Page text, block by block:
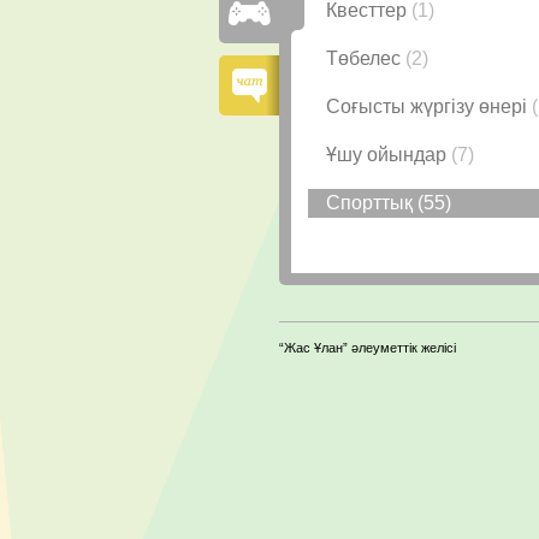
Квесттер (1)
Төбелес (2)
Соғысты жүргізу өнері
Ұшу ойындар (7)
Спорттық (55)
“Жас Ұлан” әлеуметтік желісі